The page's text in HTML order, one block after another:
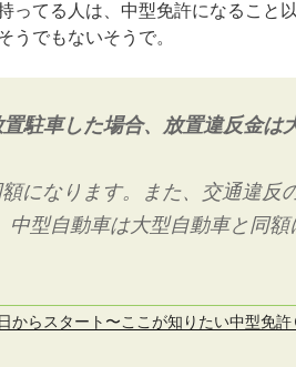
ってる人は、中型免許になること
うでもないそうで。
駐車した場合、放置違反金は
になります。また、交通違反
中型自動車は大型自動車と同額
からスタート〜ここが知りたい中型免許